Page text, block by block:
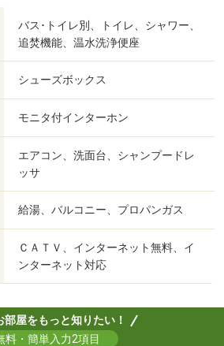
バス･トイレ別、トイレ、シャワー、
追焚機能、温水洗浄便座
シューズボックス
モニタ付インターホン
エアコン、洗面台、シャンプードレ
ッサ
給湯、バルコニー、プロパンガス
ＣＡＴＶ、インターネット無料、イ
ンターネット対応
部屋をもっと知りたい！
料・簡単入力2項目